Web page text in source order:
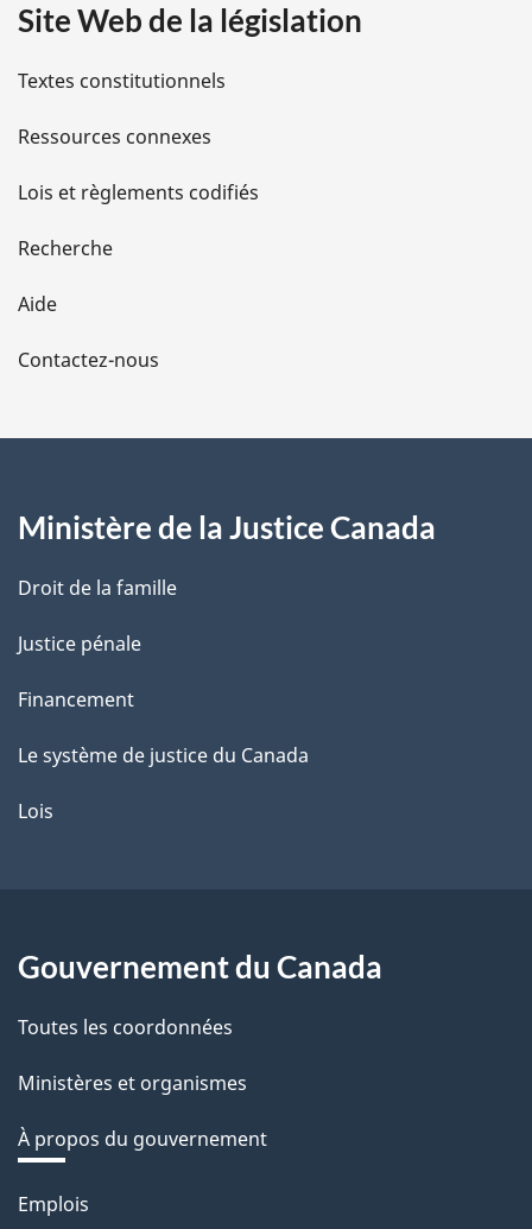
i
l
s
d
e
l
a
e
Site Web de la législation
Textes constitutionnels
Ressources connexes
Lois et règlements codifiés
Recherche
Aide
Contactez-nous
Ministère de la Justice Canada
Droit de la famille
Justice pénale
Financement
Le système de justice du Canada
Lois
Gouvernement du Canada
Toutes les coordonnées
Ministères et organismes
À propos du gouvernement
Thèmes
Emplois